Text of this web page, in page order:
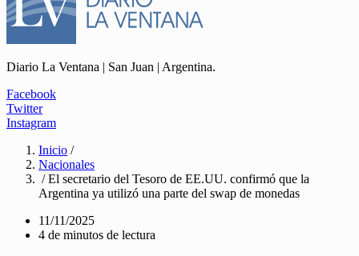
Diario La Ventana | San Juan | Argentina.
Facebook
Twitter
Instagram
Inicio /
Nacionales
/ El secretario del Tesoro de EE.UU. confirmó que la
Argentina ya utilizó una parte del swap de monedas
11/11/2025
4 de minutos de lectura